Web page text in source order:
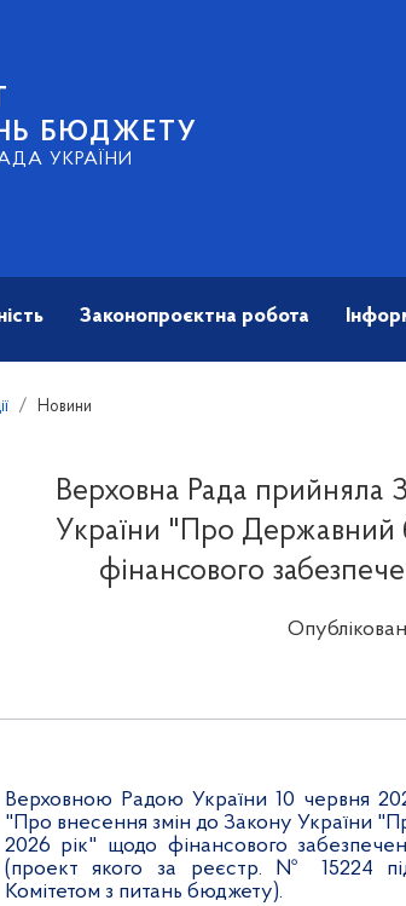
БЮДЖЕТУ
УКРАЇНИ
Законопроєктна робота
Новини
Верховна Рада прийняла
України "Про Державний
фінансового
Верховною Радою України 10 червня
"Про внесення змін до Закону України
2026 рік" щодо фінансового
(проект якого за реєстр. № 15224
Комітетом з питань бюджету).